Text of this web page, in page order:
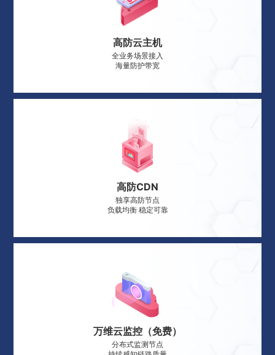
高防云主机
全业务场景接入
海量防护带宽
高防CDN
独享高防节点
负载均衡 稳定可靠
万维云监控（免费）
分布式监测节点